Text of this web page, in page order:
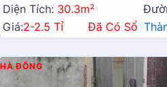
Diện Tích: 30.3m²
Giá:2-2.5 Tỉ Đã Có Sổ
HÀ ĐÔNG